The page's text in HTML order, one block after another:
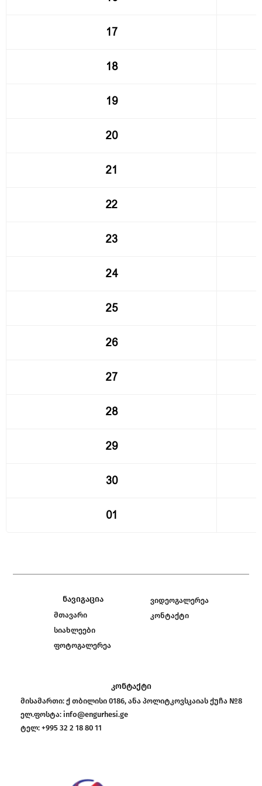
17
18
19
20
21
22
23
24
25
26
27
28
29
30
01
ნავიგაცია
მთავარი
სიახლეები
ფოტოგალერეა
ვიდეოგალერეა
კონტაქტი
კონტაქტი
მისამართი: ქ თბილისი 0186, ანა პოლიტკოვსკაიას ქუჩა №8
ელ.ფოსტა: info@engurhesi.ge
ტელ: +995 32 2 18 80 11